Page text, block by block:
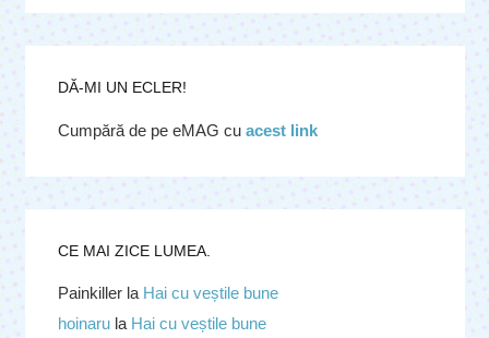
DĂ-MI UN ECLER!
Cumpără de pe eMAG cu acest link
CE MAI ZICE LUMEA.
Painkillerla Hai cu veștile bune
hoinarula Hai cu veștile bune